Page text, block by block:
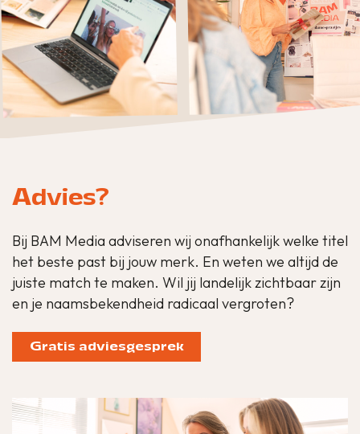
Advies?
Bij BAM Media adviseren wij onafhankelijk welke titel
het beste past bij jouw merk. En weten we altijd de
juiste match te maken. Wil jij landelijk zichtbaar zijn
en je naamsbekendheid radicaal vergroten?
Gratis adviesgesprek